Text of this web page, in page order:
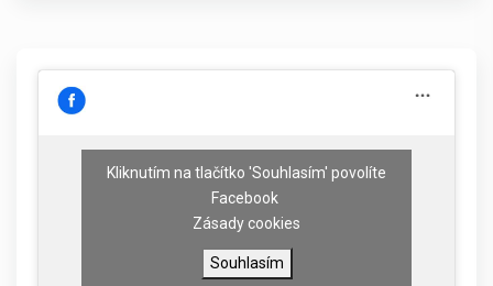
Kliknutím na tlačítko 'Souhlasím' povolíte
Facebook
Zásady cookies
Souhlasím